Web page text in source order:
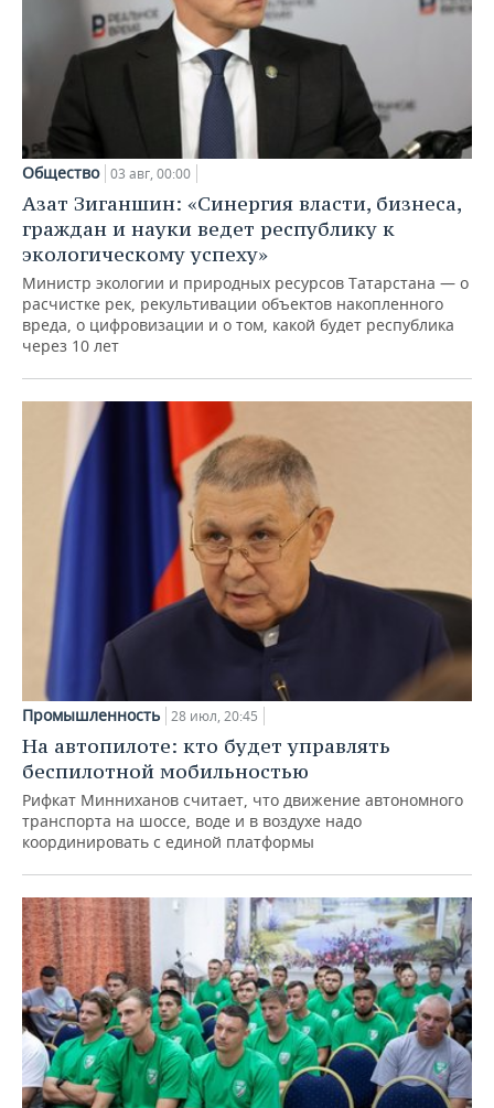
Общество 03 авг, 00:00
Азат Зиганшин: «Синергия власти, бизнеса,
граждан и науки ведет республику к
экологическому успеху»
Министр экологии и природных ресурсов Татарстана — о
расчистке рек, рекультивации объектов накопленного
вреда, о цифровизации и о том, какой будет республика
через 10 лет
Промышленность 28 июл, 20:45
На автопилоте: кто будет управлять
беспилотной мобильностью
Рифкат Минниханов считает, что движение автономного
транспорта на шоссе, воде и в воздухе надо
координировать с единой платформы